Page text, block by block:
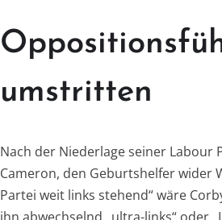
umstritten
Nach der Niederlage seiner Labour
Cameron, den Geburtshelfer wider
Partei weit links stehend“ wäre